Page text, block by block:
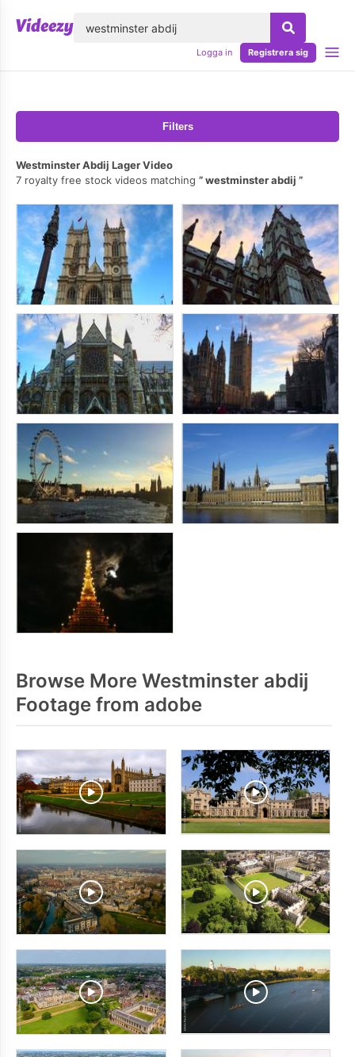
Logga in Registrera sig
Filters
Westminster Abdij Lager Video
7 royalty free stock videos matching
westminster abdij
Browse More Westminster abdij
Footage from adobe